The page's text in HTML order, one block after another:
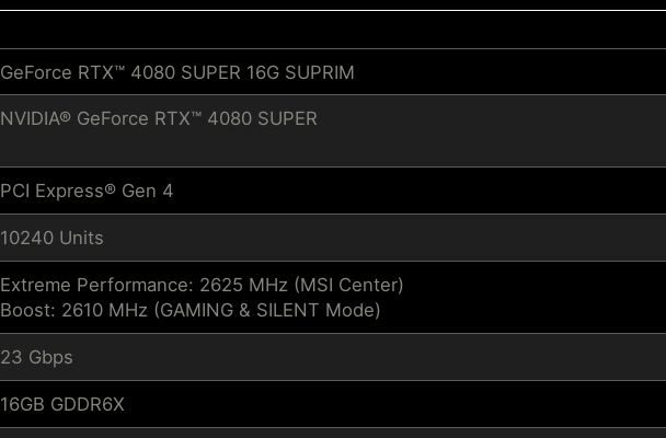
GeForce RTX™ 4080 SUPER 16G SUPRIM
NVIDIA® GeForce RTX™ 4080 SUPER
PCI Express® Gen 4
10240 Units
Extreme Performance: 2625 MHz (MSI Center)
Boost: 2610 MHz (GAMING & SILENT Mode)
23 Gbps
16GB GDDR6X